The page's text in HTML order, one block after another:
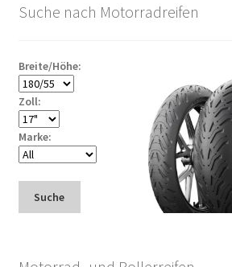
Suche nach Motorradreifen
Breite/Höhe:
Zoll:
Marke:
Suche